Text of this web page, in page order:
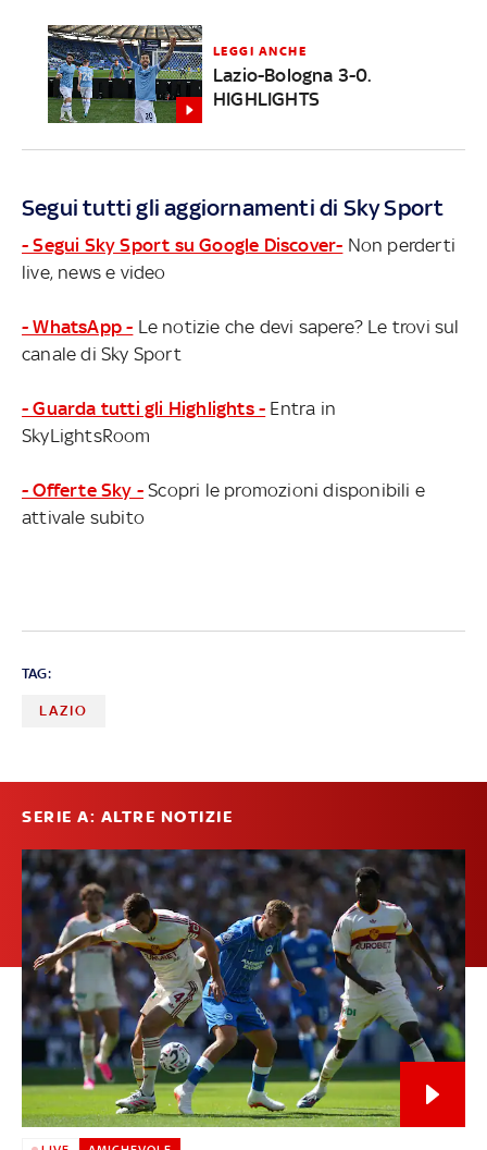
LEGGI ANCHE
Lazio-Bologna 3-0.
HIGHLIGHTS
Segui tutti gli aggiornamenti di Sky Sport
- Segui Sky Sport su Google Discover- Non perderti
live, news e video
- WhatsApp - Le notizie che devi sapere? Le trovi sul
canale di Sky Sport
- Guarda tutti gli Highlights - Entra in
SkyLightsRoom
- Offerte Sky - Scopri le promozioni disponibili e
attivale subito
TAG:
LAZIO
SERIE A: ALTRE NOTIZIE